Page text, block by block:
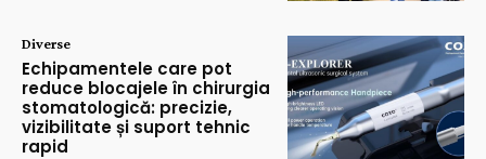
Diverse
Echipamentele care pot
reduce blocajele în chirurgia
stomatologică: precizie,
vizibilitate și suport tehnic
rapid